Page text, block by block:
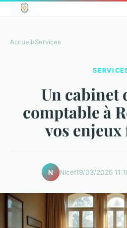
Accueil›Services
Un cabinet
comptable à
vos
N Nicet19/03/2026